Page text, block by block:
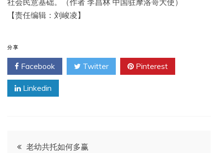
社会民意基础。（作者 李昌林 中国驻摩洛哥大使）
【责任编辑：刘峻凌】
分享
Facebook Twitter Pinterest
Linkedin
文 老幼共托如何多赢